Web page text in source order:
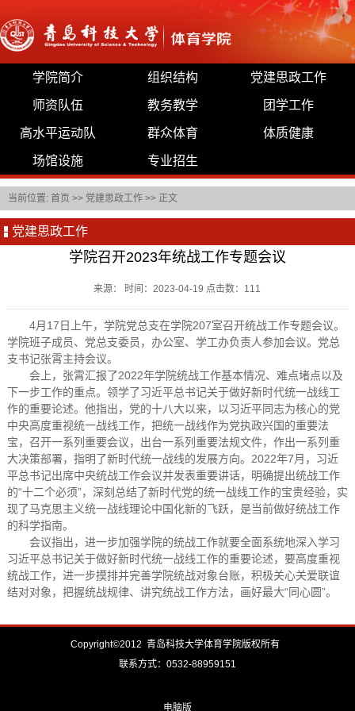
学院简介 组织结构 党建思政工作
师资队伍 教务教学 团学工作
高水平运动队 群众体育 体质健康
场馆设施 专业招生
当前位置: 首页 >> 党建思政工作 >> 正文
党建思政工作
学院召开2023年统战工作专题会议
来源： 时间：2023-04-19 点击数： 111
4月17日上午，学院党总支在学院207室召开统战工作专题会议。
学院班子成员、 党总支委员 ，办公室、学工办负责人参加会议。党总
支书记张霄主持会议。
会上，张霄汇报了2022年学院统战工作基本情况、难点堵点以及
下一步工作的重点。领学了习近平总书记关于做好新时代统一战线工
作的重要论述。他指出，党的十八大以来，以习近平同志为核心的党
中央高度重视统一战线工作，把统一战线作为党执政兴国的重要法
宝，召开一系列重要会议，出台一系列重要法规文件，作出一系列重
大决策部署，指明了新时代统一战线的发展方向。2022年7月，习近
平总书记出席中央统战工作会议并发表重要讲话，明确提出统战工作
的“十二个必须”，深刻总结了新时代党的统一战线工作的宝贵经验，实
现了马克思主义统一战线理论中国化新的飞跃，是当前做好统战工作
的科学指南。
会议指出，进一步加强学院的统战工作就要全面系统地深入学习
习近平总书记关于做好新时代统一战线工作的重要论述，要高度重视
统战工作，进一步摸排并完善学院统战对象台账，积极关心关爱联谊
结对对象，把握统战规律、讲究统战工作方法，画好最大“同心圆”。
Copyright©2012 青岛科技大学体育学院版权所有
联系方式：0532-88959151
电脑版